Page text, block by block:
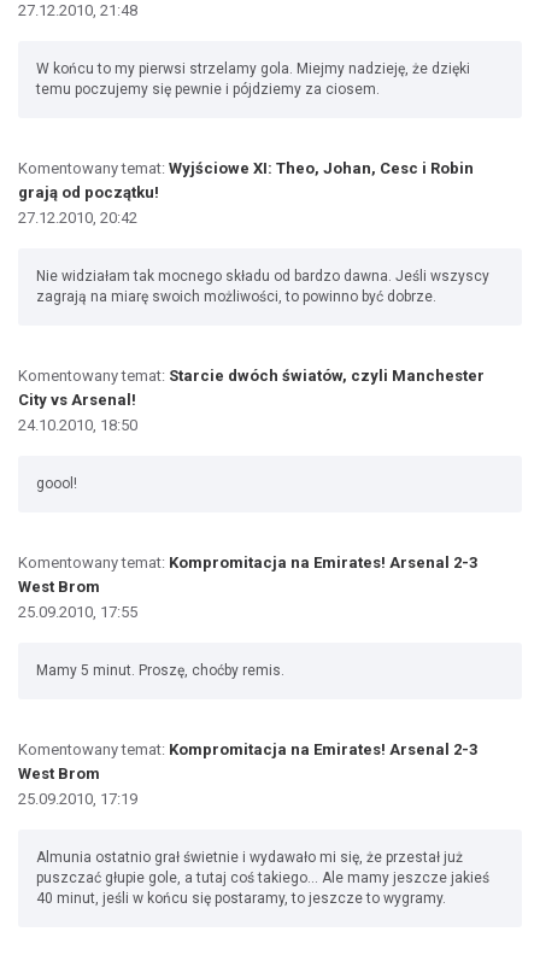
27.12.2010, 21:48
W końcu to my pierwsi strzelamy gola. Miejmy nadzieję, że dzięki
temu poczujemy się pewnie i pójdziemy za ciosem.
Komentowany temat: Wyjściowe XI: Theo, Johan, Cesc i Robin
grają od początku!
27.12.2010, 20:42
Nie widziałam tak mocnego składu od bardzo dawna. Jeśli wszyscy
zagrają na miarę swoich możliwości, to powinno być dobrze.
Komentowany temat: Starcie dwóch światów, czyli Manchester
City vs Arsenal!
24.10.2010, 18:50
goool!
Komentowany temat: Kompromitacja na Emirates! Arsenal 2-3
West Brom
25.09.2010, 17:55
Mamy 5 minut. Proszę, choćby remis.
Komentowany temat: Kompromitacja na Emirates! Arsenal 2-3
West Brom
25.09.2010, 17:19
Almunia ostatnio grał świetnie i wydawało mi się, że przestał już
puszczać głupie gole, a tutaj coś takiego... Ale mamy jeszcze jakieś
40 minut, jeśli w końcu się postaramy, to jeszcze to wygramy.